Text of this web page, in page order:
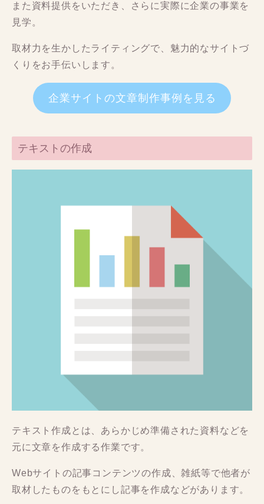
また資料提供をいただき、さらに実際に企業の事業を
見学。
取材力を生かしたライティングで、魅力的なサイトづ
くりをお手伝いします。
企業サイトの文章制作事例を見る
テキストの作成
テキスト作成とは、あらかじめ準備された資料などを
元に文章を作成する作業です。
Webサイトの記事コンテンツの作成、雑紙等で他者が
取材したものをもとにし記事を作成などがあります。